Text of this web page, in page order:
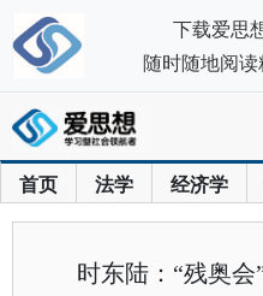
首页 法学 经济学
时东陆：“残奥
下载爱思
随时随地阅